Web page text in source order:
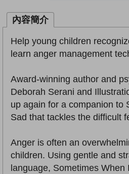
內容簡介
Help young children
learn anger management
Award-winning author and
Deborah Serani and
up again for a companion to
Sad that tackles the difficult
Anger is often an
children. Using gentle and
language, Sometimes